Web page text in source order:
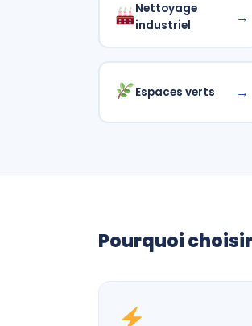
Nettoyage
industriel
→
Espaces verts →
Pourquoi